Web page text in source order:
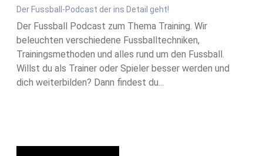
Der Fussball-Podcast der ins Detail geht!
Der Fussball Podcast zum Thema Training. Wir
beleuchten verschiedene Fussballtechniken,
Trainingsmethoden und alles rund um den Fussball.
Willst du als Trainer oder Spieler besser werden und
dich weiterbilden? Dann findest du...